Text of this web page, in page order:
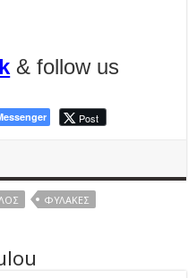
& follow us
Post
ΦΥΛΑΚΈΣ